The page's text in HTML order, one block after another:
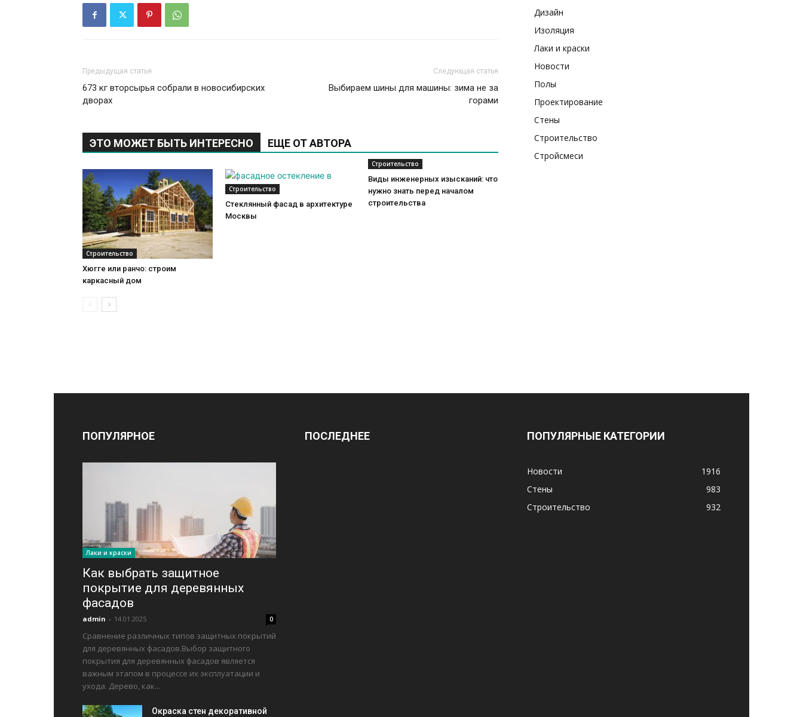
Предыдущая статья
673 кг вторсырья собрали в новосибирских
дворах
Следующая статья
Выбираем шины для машины: зима не за
горами
ЭТО МОЖЕТ БЫТЬ ИНТЕРЕСНО ЕЩЕ ОТ АВТОРА
Строительство
Хюгге или ранчо: строим
каркасный дом
Строительство
Стеклянный фасад в архитектуре
Москвы
Строительство
Виды инженерных изысканий: что
нужно знать перед началом
строительства
Дизайн
Изоляция
Лаки и краски
Новости
Полы
Проектирование
Стены
Строительство
Стройсмеси
ПОПУЛЯРНОЕ
Лаки и краски
Как выбрать защитное
покрытие для деревянных
фасадов
admin - 14.01.2025 0
Сравнение различных типов защитных покрытий
для деревянных фасадов.Выбор защитного
покрытия для деревянных фасадов является
важным этапом в процессе их эксплуатации и
ухода. Дерево, как...
Окраска стен декоративной
ПОСЛЕДНЕЕ ПОПУЛЯРНЫЕ КАТЕГОРИИ
Новости
1916
Стены
983
Строительство
932